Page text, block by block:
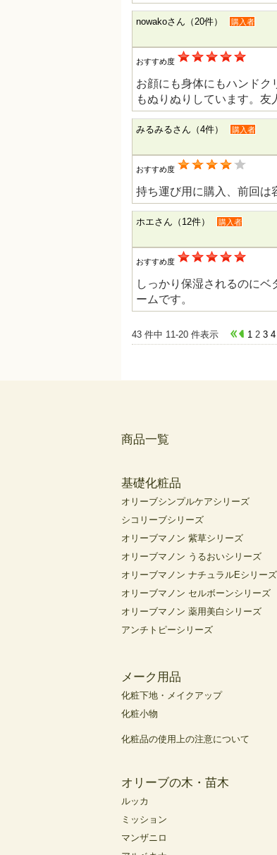
nowakoさん（20件） 購入者
おすすめ度
お顔にも身体にもハンドク
もぬりぬりしています。友
みるみるさん（4件） 購入者
おすすめ度
持ち運び用に購入、前回は
ホエさん（12件） 購入者
おすすめ度
しっかり保湿されるのに
ームです。
43 件中 11-20 件表示 1 2 3 4
商品一覧
基礎化粧品
オリーブシンプルケアシリーズ
シコリーブシリーズ
オリーブマノン 紫草シリーズ
オリーブマノン うるおいシリーズ
オリーブマノン ナチュラルEシリーズ
オリーブマノン セルボーンシリーズ
オリーブマノン 薬用美白シリーズ
アンチトピーシリーズ
メーク用品
化粧下地・メイクアップ
化粧小物
化粧品の使用上の注意について
オリーブの木・苗木
ルッカ
ミッション
マンザニロ